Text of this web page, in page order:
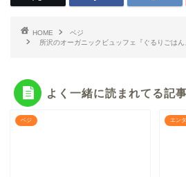
HOME
ベジ
所沢のオーガニックビュッフェ『ぐるりごは
よく一緒に読まれてる記事
ベジ エン